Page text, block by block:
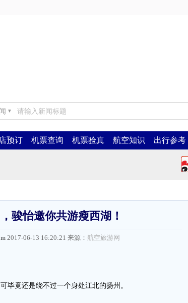
▼
预订 机票查询 机票验真 航空知识 出行参考
骏怡邀你共游瘦西湖！
2017-06-13 16:20:21 来源： 航空旅游网
竟还是绕不过一个身处江北的扬州。